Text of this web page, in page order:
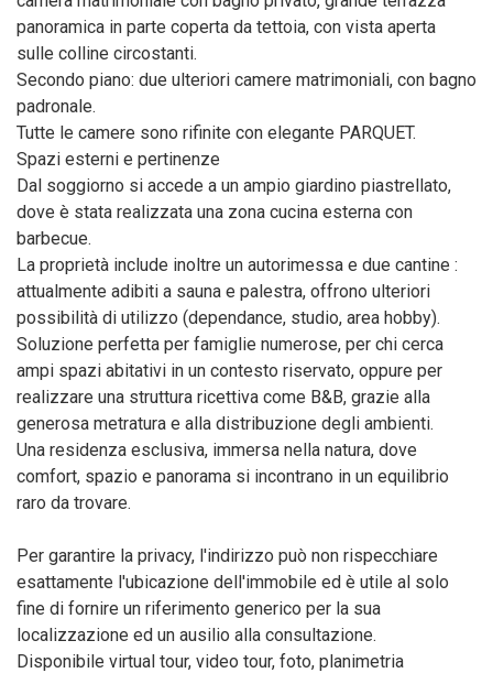
panoramica in parte coperta da tettoia, con vista aperta
sulle colline circostanti.
Secondo piano: due ulteriori camere matrimoniali, con bagno
padronale.
Tutte le camere sono rifinite con elegante PARQUET.
Spazi esterni e pertinenze
Dal soggiorno si accede a un ampio giardino piastrellato,
dove è stata realizzata una zona cucina esterna con
barbecue.
La proprietà include inoltre un autorimessa e due cantine :
attualmente adibiti a sauna e palestra, offrono ulteriori
possibilità di utilizzo (dependance, studio, area hobby).
Soluzione perfetta per famiglie numerose, per chi cerca
ampi spazi abitativi in un contesto riservato, oppure per
realizzare una struttura ricettiva come B&B, grazie alla
generosa metratura e alla distribuzione degli ambienti.
Una residenza esclusiva, immersa nella natura, dove
comfort, spazio e panorama si incontrano in un equilibrio
raro da trovare.
Per garantire la privacy, l'indirizzo può non rispecchiare
esattamente l'ubicazione dell'immobile ed è utile al solo
fine di fornire un riferimento generico per la sua
localizzazione ed un ausilio alla consultazione.
Disponibile virtual tour, video tour, foto, planimetria